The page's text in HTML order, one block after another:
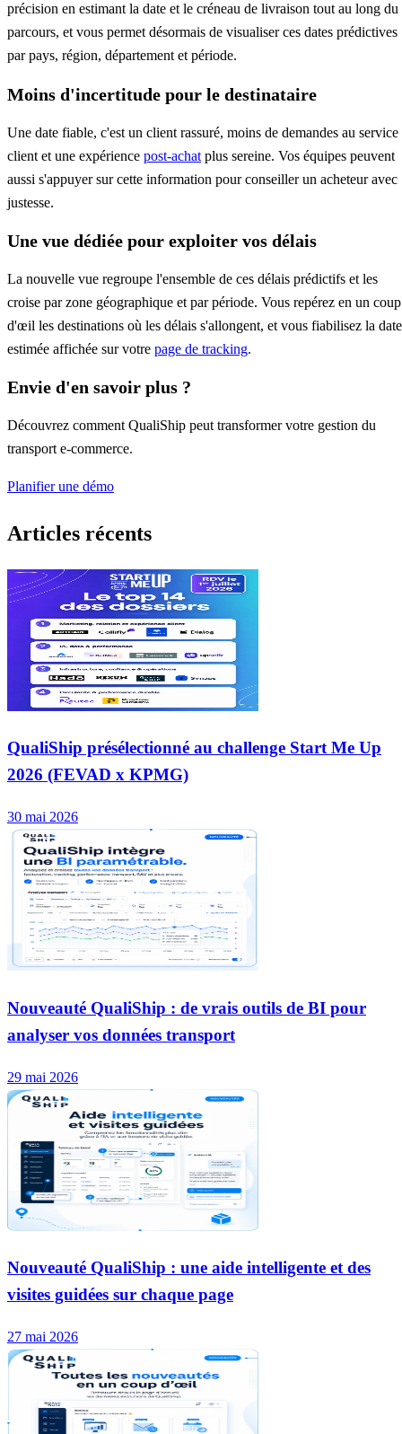
précision en estimant la date et le créneau de livraison tout au long du
parcours, et vous permet désormais de visualiser ces dates prédictives
par pays, région, département et période.
Moins d'incertitude pour le destinataire
Une date fiable, c'est un client rassuré, moins de demandes au service
client et une expérience post-achat plus sereine. Vos équipes peuvent
aussi s'appuyer sur cette information pour conseiller un acheteur avec
justesse.
Une vue dédiée pour exploiter vos délais
La nouvelle vue regroupe l'ensemble de ces délais prédictifs et les
croise par zone géographique et par période. Vous repérez en un coup
d'œil les destinations où les délais s'allongent, et vous fiabilisez la date
estimée affichée sur votre page de tracking.
Envie d'en savoir plus ?
Découvrez comment QualiShip peut transformer votre gestion du
transport e-commerce.
Planifier une démo
Articles récents
QualiShip présélectionné au challenge Start Me Up
2026 (FEVAD x KPMG)
30 mai 2026
Nouveauté QualiShip : de vrais outils de BI pour
analyser vos données transport
29 mai 2026
Nouveauté QualiShip : une aide intelligente et des
visites guidées sur chaque page
27 mai 2026